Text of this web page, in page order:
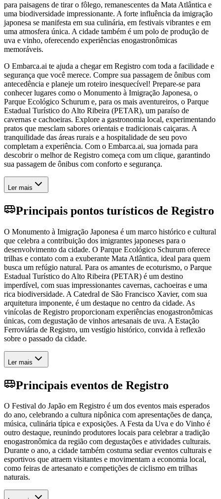
para paisagens de tirar o fôlego, remanescentes da Mata Atlântica e
uma biodiversidade impressionante. A forte influência da imigração
japonesa se manifesta em sua culinária, em festivais vibrantes e em
uma atmosfera única. A cidade também é um polo de produção de
uva e vinho, oferecendo experiências enogastronômicas
memoráveis.
O Embarca.ai te ajuda a chegar em Registro com toda a facilidade e
segurança que você merece. Compre sua passagem de ônibus com
antecedência e planeje um roteiro inesquecível! Prepare-se para
conhecer lugares como o Monumento à Imigração Japonesa, o
Parque Ecológico Schurum e, para os mais aventureiros, o Parque
Estadual Turístico do Alto Ribeira (PETAR), um paraíso de
cavernas e cachoeiras. Explore a gastronomia local, experimentando
pratos que mesclam sabores orientais e tradicionais caiçaras. A
tranquilidade das áreas rurais e a hospitalidade de seu povo
completam a experiência. Com o Embarca.ai, sua jornada para
descobrir o melhor de Registro começa com um clique, garantindo
sua passagem de ônibus com conforto e segurança.
Ler mais
Principais pontos turísticos de Registro
O Monumento à Imigração Japonesa é um marco histórico e cultural
que celebra a contribuição dos imigrantes japoneses para o
desenvolvimento da cidade. O Parque Ecológico Schurum oferece
trilhas e contato com a exuberante Mata Atlântica, ideal para quem
busca um refúgio natural. Para os amantes de ecoturismo, o Parque
Estadual Turístico do Alto Ribeira (PETAR) é um destino
imperdível, com suas impressionantes cavernas, cachoeiras e uma
rica biodiversidade. A Catedral de São Francisco Xavier, com sua
arquitetura imponente, é um destaque no centro da cidade. As
vinícolas de Registro proporcionam experiências enogastronômicas
únicas, com degustação de vinhos artesanais de uva. A Estação
Ferroviária de Registro, um vestígio histórico, convida à reflexão
sobre o passado da cidade.
Ler mais
Principais eventos de Registro
O Festival do Japão em Registro é um dos eventos mais esperados
do ano, celebrando a cultura nipônica com apresentações de dança,
música, culinária típica e exposições. A Festa da Uva e do Vinho é
outro destaque, reunindo produtores locais para celebrar a tradição
enogastronômica da região com degustações e atividades culturais.
Durante o ano, a cidade também costuma sediar eventos culturais e
esportivos que atraem visitantes e movimentam a economia local,
como feiras de artesanato e competições de ciclismo em trilhas
naturais.